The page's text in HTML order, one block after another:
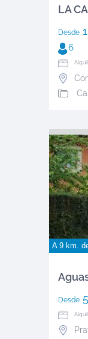
LA
Desde
6
A 9 km.
Desde